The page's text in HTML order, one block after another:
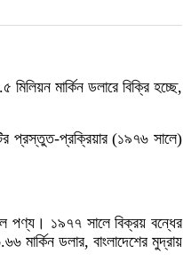
মার্কিন ডলারে বিক্রি হচ্ছে,
প্রস্তুত-প্রক্রিয়ার (১৯৭৬ সালে)
পণ্য। ১৯৭৭ সালে বিক্রয় বন্ধের
ডলার, বাংলাদেশের মুদ্রায়